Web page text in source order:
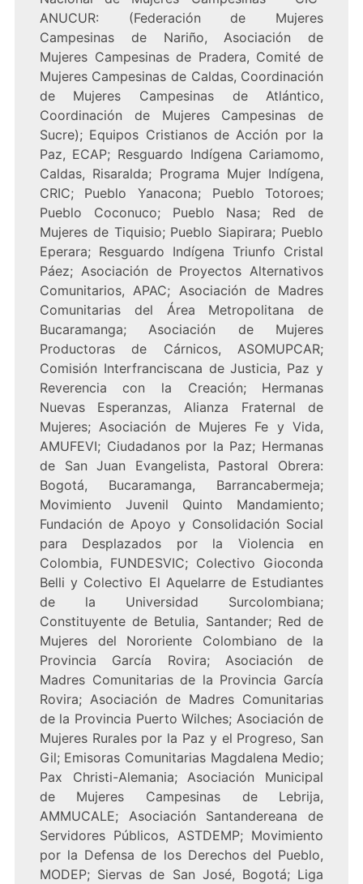
ANUCUR: (Federación de Mujeres
Campesinas de Nariño, Asociación de
Mujeres Campesinas de Pradera, Comité de
Mujeres Campesinas de Caldas, Coordinación
de Mujeres Campesinas de Atlántico,
Coordinación de Mujeres Campesinas de
Sucre); Equipos Cristianos de Acción por la
Paz, ECAP; Resguardo Indígena Cariamomo,
Caldas, Risaralda; Programa Mujer Indígena,
CRIC; Pueblo Yanacona; Pueblo Totoroes;
Pueblo Coconuco; Pueblo Nasa; Red de
Mujeres de Tiquisio; Pueblo Siapirara; Pueblo
Eperara; Resguardo Indígena Triunfo Cristal
Páez; Asociación de Proyectos Alternativos
Comunitarios, APAC; Asociación de Madres
Comunitarias del Área Metropolitana de
Bucaramanga; Asociación de Mujeres
Productoras de Cárnicos, ASOMUPCAR;
Comisión Interfranciscana de Justicia, Paz y
Reverencia con la Creación; Hermanas
Nuevas Esperanzas, Alianza Fraternal de
Mujeres; Asociación de Mujeres Fe y Vida,
AMUFEVI; Ciudadanos por la Paz; Hermanas
de San Juan Evangelista, Pastoral Obrera:
Bogotá, Bucaramanga, Barrancabermeja;
Movimiento Juvenil Quinto Mandamiento;
Fundación de Apoyo y Consolidación Social
para Desplazados por la Violencia en
Colombia, FUNDESVIC; Colectivo Gioconda
Belli y Colectivo El Aquelarre de Estudiantes
de la Universidad Surcolombiana;
Constituyente de Betulia, Santander; Red de
Mujeres del Nororiente Colombiano de la
Provincia García Rovira; Asociación de
Madres Comunitarias de la Provincia García
Rovira; Asociación de Madres Comunitarias
de la Provincia Puerto Wilches; Asociación de
Mujeres Rurales por la Paz y el Progreso, San
Gil; Emisoras Comunitarias Magdalena Medio;
Pax Christi-Alemania; Asociación Municipal
de Mujeres Campesinas de Lebrija,
AMMUCALE; Asociación Santandereana de
Servidores Públicos, ASTDEMP; Movimiento
por la Defensa de los Derechos del Pueblo,
MODEP; Siervas de San José, Bogotá; Liga